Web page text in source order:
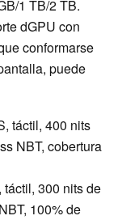
1 TB/2 TB.
dGPU con
conformarse
puede
táctil, 400 nits
NBT, cobertura
300 nits de
100% de